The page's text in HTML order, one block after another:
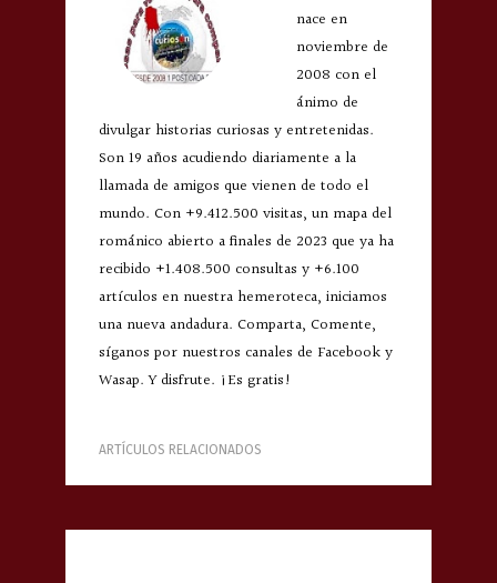
nace en
noviembre de
2008 con el
ánimo de
divulgar historias curiosas y entretenidas.
Son 19 años acudiendo diariamente a la
llamada de amigos que vienen de todo el
mundo. Con +9.412.500 visitas, un mapa del
románico abierto a finales de 2023 que ya ha
recibido +1.408.500 consultas y +6.100
artículos en nuestra hemeroteca, iniciamos
una nueva andadura. Comparta, Comente,
síganos por nuestros canales de Facebook y
Wasap. Y disfrute. ¡Es gratis!
ARTÍCULOS RELACIONADOS